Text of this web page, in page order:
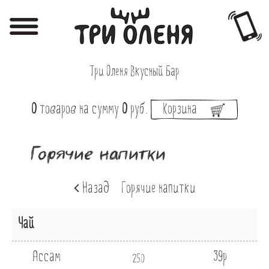
Фотоотчёты
Акции
Наши заведения
Вакансии
Три Оленя Вкусный Бар
0 товаров на сумму 0 руб. Корзина
Горячие напитки
Назад Горячие напитки
Чай
Ассам 39р
250